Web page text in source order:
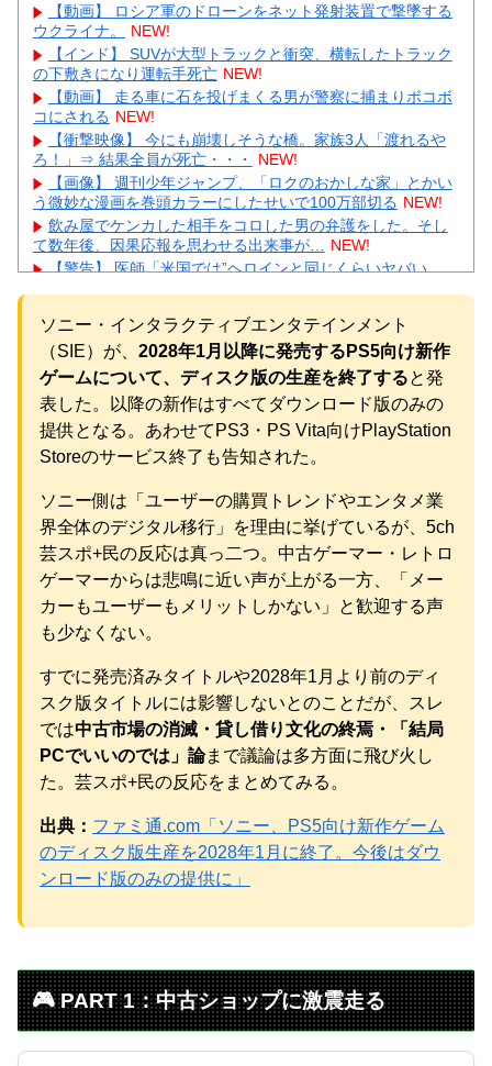
【動画】 ロシア軍のドローンをネット発射装置で撃墜する
ウクライナ。
NEW!
【インド】 SUVが大型トラックと衝突、横転したトラック
の下敷きになり運転手死亡 NEW!
【動画】 走る車に石を投げまくる男が警察に捕まりボコボ
コにされる NEW!
【衝撃映像】 今にも崩壊しそうな橋。家族3人「渡れるや
ろ！」⇒ 結果全員が死亡・・・
NEW!
【画像】 週刊少年ジャンプ、「ロクのおかしな家」とかい
う微妙な漫画を巻頭カラーにしたせいで100万部切る NEW!
飲み屋でケンカした相手をコロした男の弁護をした。そし
て数年後、因果応報を思わせる出来事が…
NEW!
【警告】 医師「米国では”ヘロインと同じくらいヤバい
【緊急】 今の若者に急増している『コレ』依存、めちゃく
ちゃ深刻な模様w w w w w w w w w w NEW!
【物議】辻希美、中2息子の荷造り全代行→ガル民「駄目男
製造」大激論ｗｗｗ NEW!
【衝撃】佐藤佳奈アナ電撃結婚→お相手はレインボー池
田、まさかの退社理由にｗｗｗ
NEW!
元AKB社長、22億円申告漏れ 乃木坂46運営会社の株式を
元AKB社長、22億円申告漏れ 乃木坂46運営会社の株式を
パチンコ京楽産業に譲渡【ノース・リバー】【窪田康志】
Powered by livedoor 相互RSS
ソニー・インタラクティブエンタテインメント
（SIE）が、 2028年1月以降に発売するPS5向け新作
ゲームについて、ディスク版の生産を終了すると発
表した。以降の新作はすべてダウンロード版のみの
提供となる。あわせてPS3・PS Vita向けPlayStation
Storeのサービス終了も告知された。
ソニー側は「ユーザーの購買トレンドやエンタメ業
界全体のデジタル移行」を理由に挙げているが、5ch
芸スポ+民の反応は真っ二つ。中古ゲーマー・レトロ
ゲーマーからは悲鳴に近い声が上がる一方、「メー
カーもユーザーもメリットしかない」と歓迎する声
も少なくない。
すでに発売済みタイトルや2028年1月より前のディ
スク版タイトルには影響しないとのことだが、スレ
では中古市場の消滅・貸し借り文化の終焉・「結局
PCでいいのでは」論まで議論は多方面に飛び火し
た。芸スポ+民の反応をまとめてみる。
出典： ファミ通.com「ソニー、PS5向け新作ゲーム
のディスク版生産を2028年1月に終了。今後はダウ
ンロード版のみの提供に」
🎮 PART 1：中古ショップに激震走る